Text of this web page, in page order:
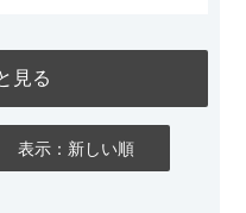
見る
表示：新しい順